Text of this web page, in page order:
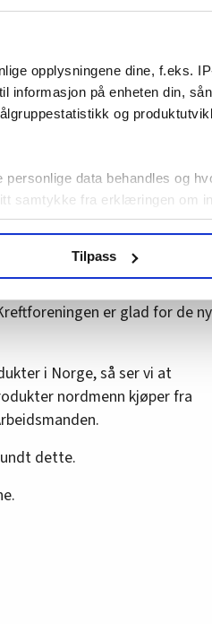
opplysningene dine, f.eks.
informasjon på enheten din,
og
personlige data behandles og
samtykke fra erklæringen om
relevant innhold, tilpassede
ned på denne siden.
Tilpass
tenkt, tror Brede Edvardsen i
vann- og avløpsrør. Mange
er glad for de
i Norge, så ser vi at
nordmenn kjøper fra
dette.